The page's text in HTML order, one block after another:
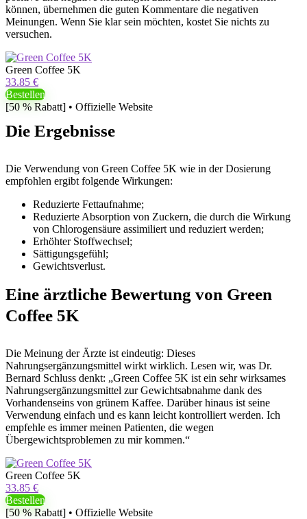
können, übernehmen die guten Kommentare die negativen
Meinungen. Wenn Sie klar sein möchten, kostet Sie nichts zu
versuchen.
Green Coffee 5K
33.85 €
Bestellen
[50 % Rabatt] • Offizielle Website
Die Ergebnisse
Die Verwendung von Green Coffee 5K wie in der Dosierung
empfohlen ergibt folgende Wirkungen:
Reduzierte Fettaufnahme;
Reduzierte Absorption von Zuckern, die durch die Wirkung
von Chlorogensäure assimiliert und reduziert werden;
Erhöhter Stoffwechsel;
Sättigungsgefühl;
Gewichtsverlust.
Eine ärztliche Bewertung von Green
Coffee 5K
Die Meinung der Ärzte ist eindeutig: Dieses
Nahrungsergänzungsmittel wirkt wirklich. Lesen wir, was Dr.
Bernard Schluss denkt: „Green Coffee 5K ist ein sehr wirksames
Nahrungsergänzungsmittel zur Gewichtsabnahme dank des
Vorhandenseins von grünem Kaffee. Darüber hinaus ist seine
Verwendung einfach und es kann leicht kontrolliert werden. Ich
empfehle es immer meinen Patienten, die wegen
Übergewichtsproblemen zu mir kommen.“
Green Coffee 5K
33.85 €
Bestellen
[50 % Rabatt] • Offizielle Website